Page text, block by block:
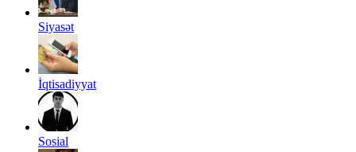
Siyasət
İqtisadiyyat
Sosial